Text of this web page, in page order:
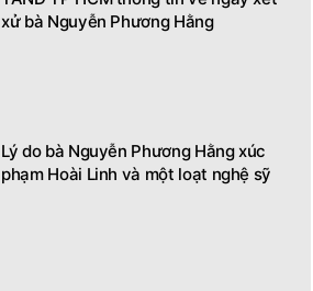
xử bà Nguyễn Phương Hằng
Lý do bà Nguyễn Phương Hằng xúc
phạm Hoài Linh và một loạt nghệ sỹ